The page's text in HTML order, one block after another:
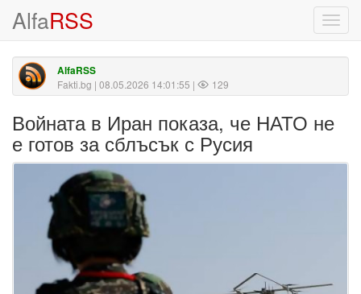
AlfaRSS
AlfaRSS
Fakti.bg | 08.05.2026 14:01:55 | 129
Войната в Иран показа, че НАТО не
е готов за сблъсък с Русия